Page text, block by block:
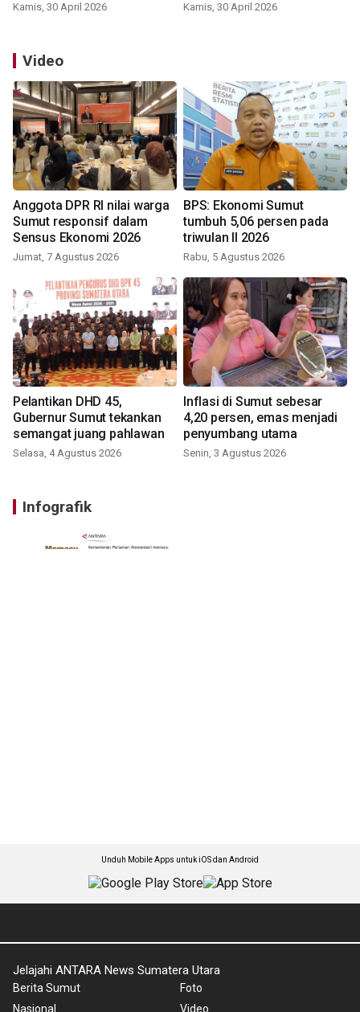
Kamis, 30 April 2026 Kamis, 30 April 2026
Video
Anggota DPR RI nilai warga
Sumut responsif dalam
Sensus Ekonomi 2026
Jumat, 7 Agustus 2026
BPS: Ekonomi Sumut
tumbuh 5,06 persen pada
triwulan II 2026
Rabu, 5 Agustus 2026
Pelantikan DHD 45,
Gubernur Sumut tekankan
semangat juang pahlawan
Selasa, 4 Agustus 2026
Inflasi di Sumut sebesar
4,20 persen, emas menjadi
penyumbang utama
Senin, 3 Agustus 2026
Infografik
Unduh Mobile Apps untuk iOS dan Android
Jelajahi ANTARA News Sumatera Utara
Berita Sumut
Nasional
Foto
Video